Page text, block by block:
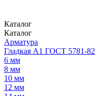
Каталог
Каталог
Арматура
Гладкая А1 ГОСТ 5781-82
6 мм
8 мм
10 мм
12 мм